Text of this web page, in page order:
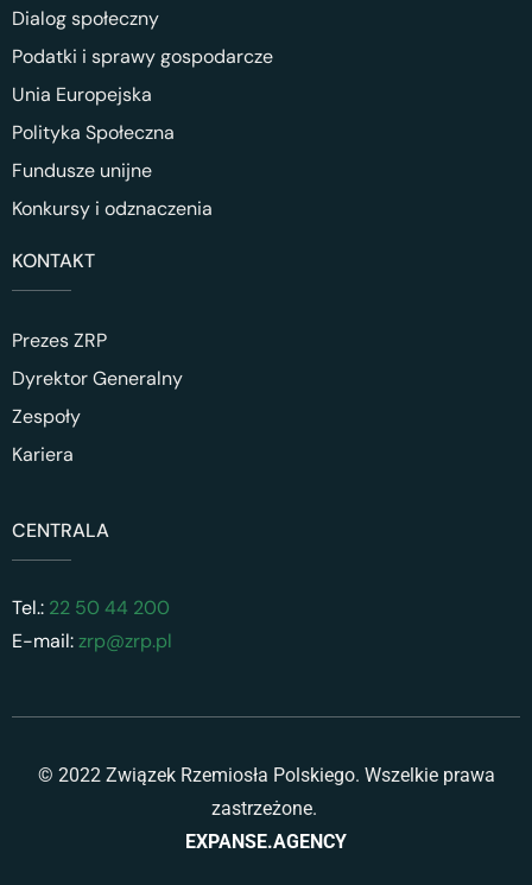
Dialog społeczny
Podatki i sprawy gospodarcze
Unia Europejska
Polityka Społeczna
Fundusze unijne
Konkursy i odznaczenia
KONTAKT
Prezes ZRP
Dyrektor Generalny
Zespoły
Kariera
CENTRALA
Tel.: 22 50 44 200
E-mail:zrp@zrp.pl
© 2022 Związek Rzemiosła Polskiego. Wszelkie prawa
zastrzeżone.
EXPANSE.AGENCY